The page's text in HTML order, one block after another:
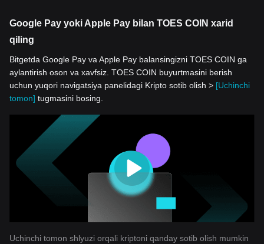
Google Pay yoki Apple Pay bilan TOES COIN xarid
qiling
Bitgetda Google Pay va Apple Pay balansingizni TOES COIN ga
aylantirish oson va xavfsiz. TOES COIN buyurtmasini berish
uchun yuqori navigatsiya panelidagi Kripto sotib olish > [Uchinchi
tomon] tugmasini bosing.
Uchinchi tomon shlyuzi orqali kriptoni qanday sotib olish mumkin